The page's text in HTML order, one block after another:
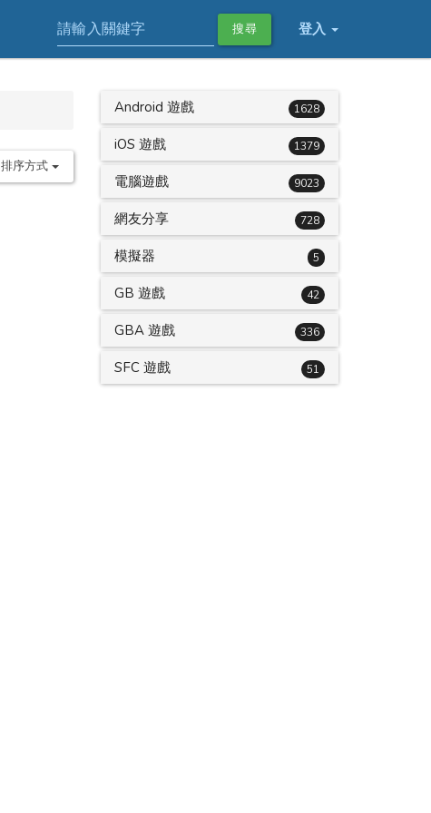
登入
搜尋
排序方式
Android 遊戲 1628
iOS 遊戲 1379
電腦遊戲 9023
網友分享 728
模擬器 5
GB 遊戲 42
GBA 遊戲 336
SFC 遊戲 51